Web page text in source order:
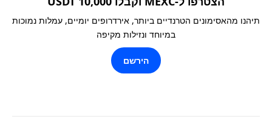
תיהנו מהאסימונים הטרנדיים ביותר, אירדרופים יומיים, עמלות נמוכות
במיוחד ונזילות מקיפה
הירשם